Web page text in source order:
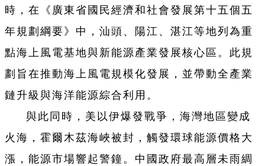
時，在《廣東省國民經濟和社會發展第十五個五
年規劃綱要》中，汕頭、陽江、湛江等地列為重
點海上風電基地與新能源產業發展核心區。此規
劃旨在推動海上風電規模化發展，並帶動全產業
鏈升級與海洋能源綜合利用。
與此同時，美以伊爆發戰爭，海灣地區變成
火海，霍爾木茲海峽被封，觸發環球能源價格大
漲，能源市場響起警鐘。中國政府最高層未雨綢